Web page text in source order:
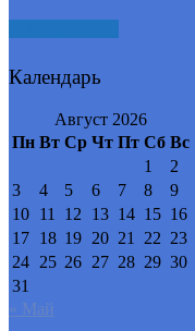
Календарь
Август 2026
Пн Вт Ср Чт Пт Сб Вс
1
2
3
4 5 6 7 8
9
10 11 12 13 14 15 16
17 18 19 20 21 22 23
24 25 26 27 28 29 30
31
« Май